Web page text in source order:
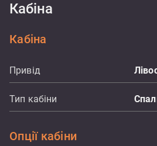
Кабіна
Кабіна
Привід
Тип кабіни
Опції кабіни